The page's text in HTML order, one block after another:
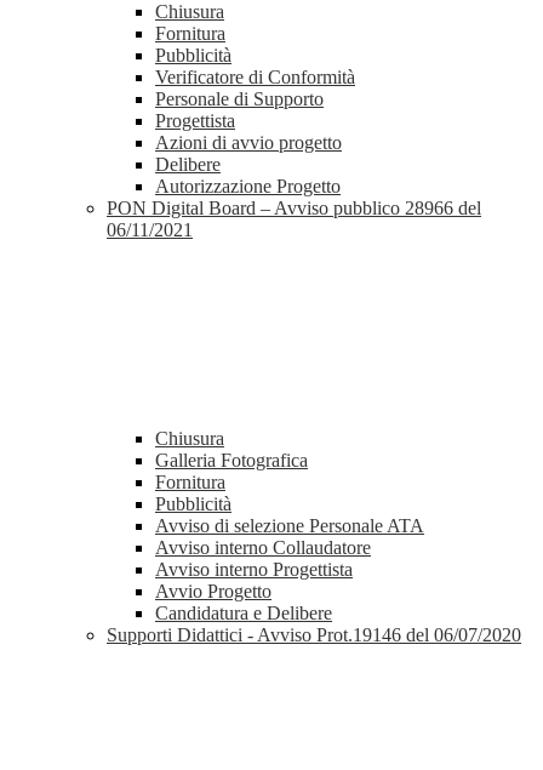
Chiusura
Fornitura
Pubblicità
Verificatore di Conformità
Personale di Supporto
Progettista
Azioni di avvio progetto
Delibere
Autorizzazione Progetto
PON Digital Board – Avviso pubblico 28966 del
06/11/2021
Chiusura
Galleria Fotografica
Fornitura
Pubblicità
Avviso di selezione Personale ATA
Avviso interno Collaudatore
Avviso interno Progettista
Avvio Progetto
Candidatura e Delibere
Supporti Didattici - Avviso Prot.19146 del 06/07/2020